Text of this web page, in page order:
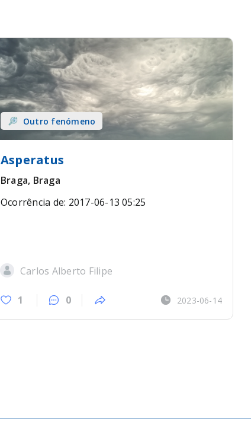
Outro fenómeno
Asperatus
Braga, Braga
Ocorrência de: 2017-06-13 05:25
Carlos Alberto Filipe
1 0 2023-06-14